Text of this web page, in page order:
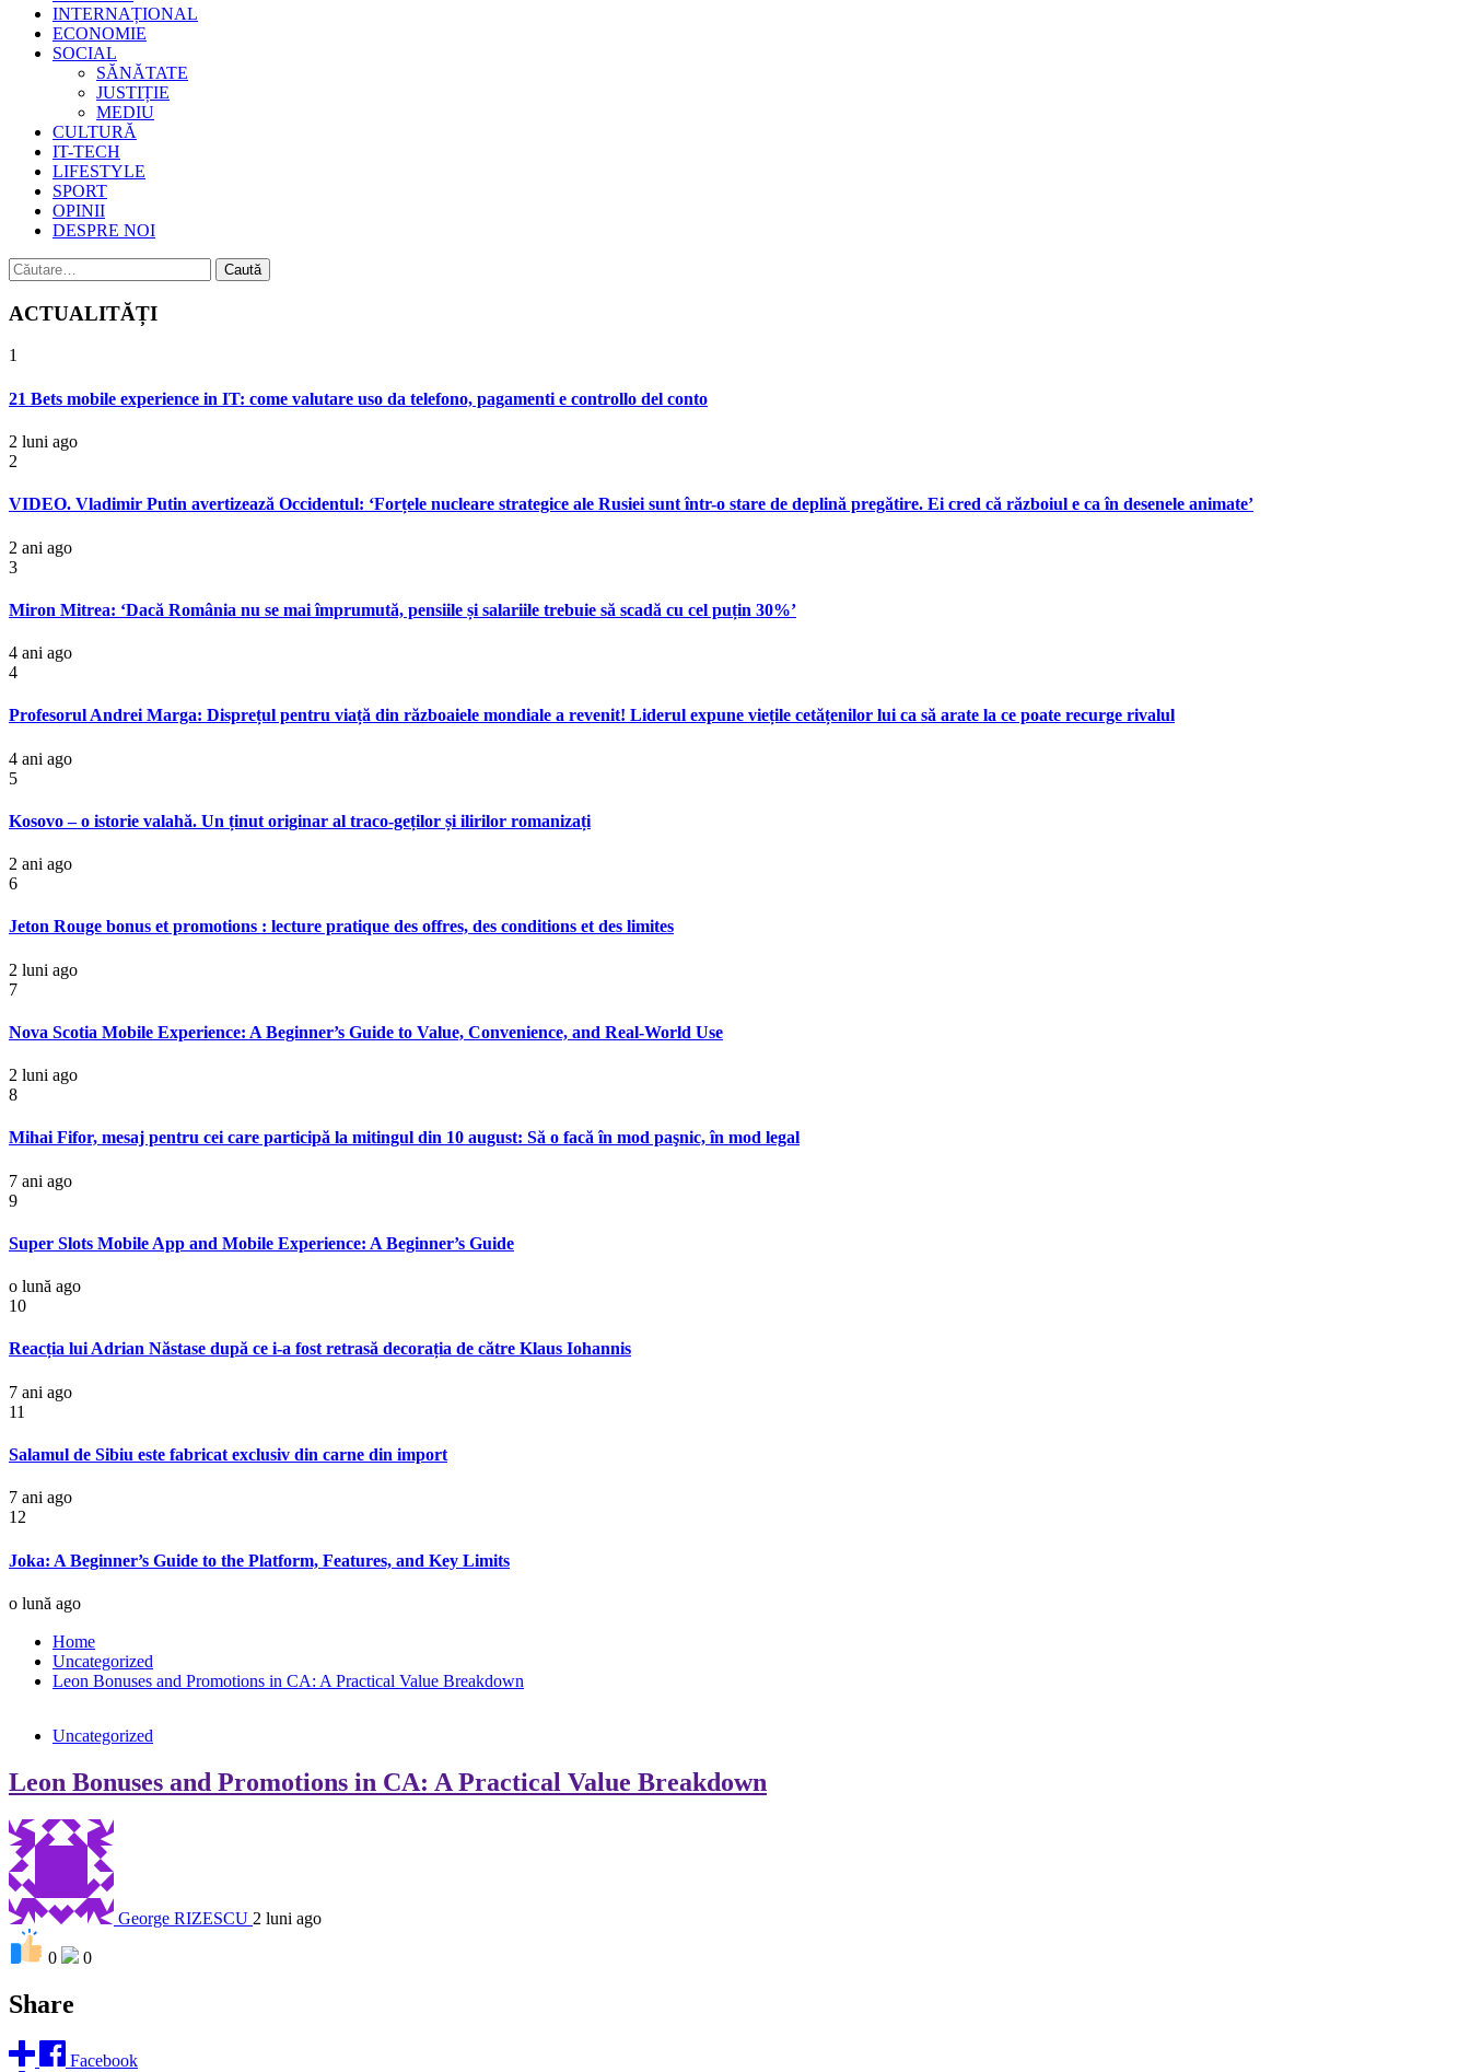
INTERNAȚIONAL
ECONOMIE
SOCIAL
SĂNĂTATE
JUSTIȚIE
MEDIU
CULTURĂ
IT-TECH
LIFESTYLE
SPORT
OPINII
DESPRE NOI
Caută
după:
ACTUALITĂȚI
1
21 Bets mobile experience in IT: come valutare uso da telefono, pagamenti e controllo del conto
2 luni ago
2
VIDEO. Vladimir Putin avertizează Occidentul: ‘Forțele nucleare strategice ale Rusiei sunt într-o stare de deplină pregătire. Ei cred că războiul e ca în desenele animate’
2 ani ago
3
Miron Mitrea: ‘Dacă România nu se mai împrumută, pensiile și salariile trebuie să scadă cu cel puțin 30%’
4 ani ago
4
Profesorul Andrei Marga: Disprețul pentru viață din războaiele mondiale a revenit! Liderul expune viețile cetățenilor lui ca să arate la ce poate recurge rivalul
4 ani ago
5
Kosovo – o istorie valahă. Un ținut originar al traco-geților și ilirilor romanizați
2 ani ago
6
Jeton Rouge bonus et promotions : lecture pratique des offres, des conditions et des limites
2 luni ago
7
Nova Scotia Mobile Experience: A Beginner’s Guide to Value, Convenience, and Real-World Use
2 luni ago
8
Mihai Fifor, mesaj pentru cei care participă la mitingul din 10 august: Să o facă în mod paşnic, în mod legal
7 ani ago
9
Super Slots Mobile App and Mobile Experience: A Beginner’s Guide
o lună ago
10
Reacția lui Adrian Năstase după ce i-a fost retrasă decorația de către Klaus Iohannis
7 ani ago
11
Salamul de Sibiu este fabricat exclusiv din carne din import
7 ani ago
12
Joka: A Beginner’s Guide to the Platform, Features, and Key Limits
o lună ago
Home
Uncategorized
Leon Bonuses and Promotions in CA: A Practical Value Breakdown
Uncategorized
Leon Bonuses and Promotions in CA: A Practical Value Breakdown
George RIZESCU 2 luni ago
0 0
Share
Facebook